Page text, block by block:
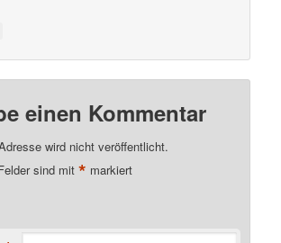
einen Kommentar
wird nicht veröffentlicht.
sind mit* markiert